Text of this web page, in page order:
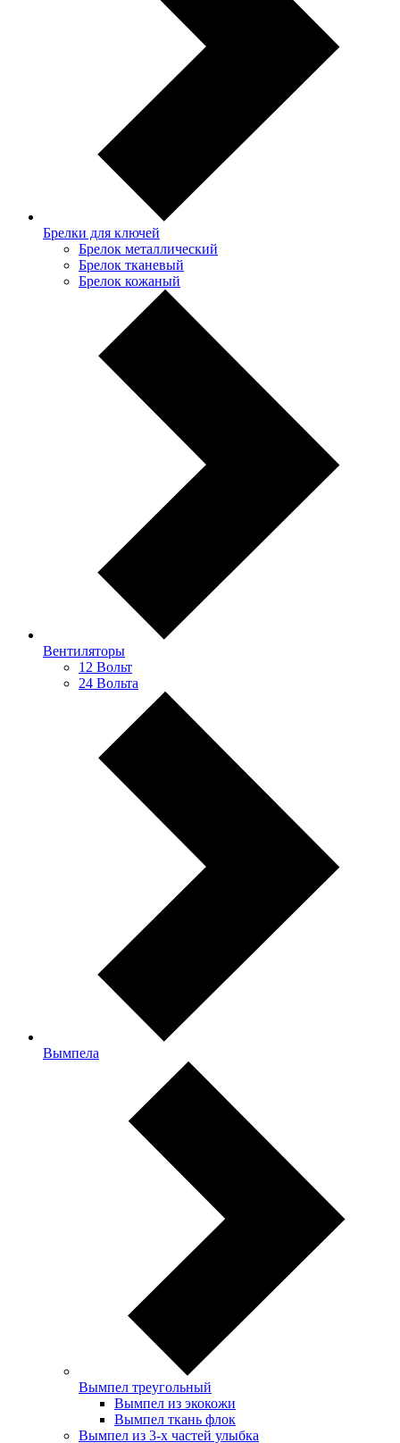
Брелки для ключей
Брелок металлический
Брелок тканевый
Брелок кожаный
Вентиляторы
12 Вольт
24 Вольта
Вымпела
Вымпел треугольный
Вымпел из экокожи
Вымпел ткань флок
Вымпел из 3-х частей улыбка